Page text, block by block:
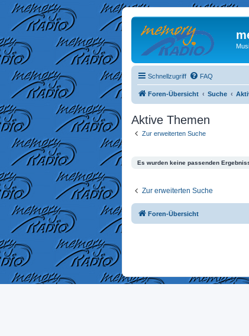
Schnellzugriff FAQ
Foren-Übersicht Suche
Aktive Themen
Zur erweiterten Suche
Es wurden keine passenden
Zur erweiterten Suche
Foren-Übersicht